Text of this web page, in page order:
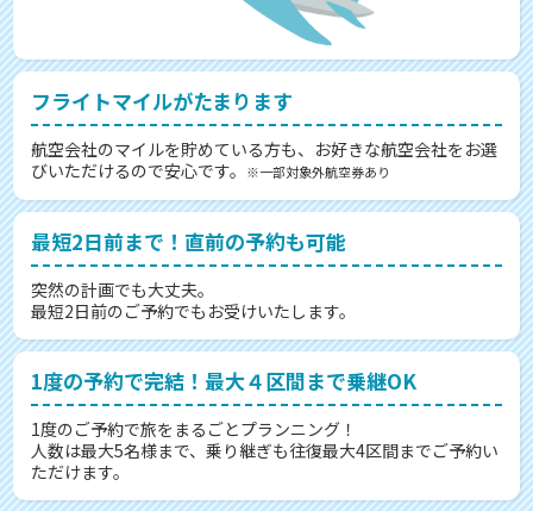
フライトマイルがたまります
航空会社のマイルを貯めている方も、お好きな航空会社をお選
びいただけるので安心です。
※一部対象外航空券あり
最短2日前まで！直前の予約も可能
突然の計画でも大丈夫。
最短2日前のご予約でもお受けいたします。
1度の予約で完結！最大４区間まで乗継OK
1度のご予約で旅をまるごとプランニング！
人数は最大5名様まで、乗り継ぎも往復最大4区間までご予約い
ただけます。